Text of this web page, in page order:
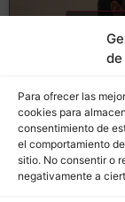
Para ofrecer las
cookies para
consentimiento de
el comportamiento
sitio. No consentir o
negativamente a